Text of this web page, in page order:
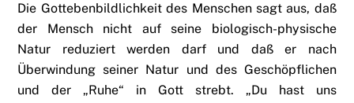
Die Gottebenbildlichkeit des Menschen sagt aus, daß
der Mensch nicht auf seine biologisch-physische
Natur reduziert werden darf und daß er nach
Überwindung seiner Natur und des Geschöpflichen
und der „Ruhe“ in Gott strebt. „Du hast uns